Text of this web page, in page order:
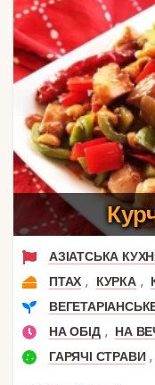
АЗІАТСЬКА
ПТАХ , КУРКА ,
НА ОБІД , НА
ГАРЯЧІ СТРАВИ ,